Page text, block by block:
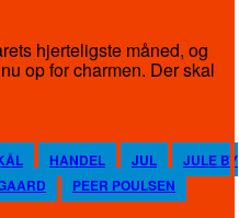
hjerteligste måned, og
charmen. Der skal
HANDEL JUL
JULE BY
PEER POULSEN